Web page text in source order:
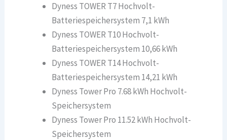
Dyness TOWER T7 Hochvolt-
Batteriespeichersystem 7,1 kWh
Dyness TOWER T10 Hochvolt-
Batteriespeichersystem 10,66 kWh
Dyness TOWER T14 Hochvolt-
Batteriespeichersystem 14,21 kWh
Dyness Tower Pro 7.68 kWh Hochvolt-
Speichersystem
Dyness Tower Pro 11.52 kWh Hochvolt-
Speichersystem